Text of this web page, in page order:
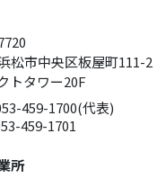
松市中央区板屋町111-2
トタワー20F
459-1700(代表)
459-1701
所